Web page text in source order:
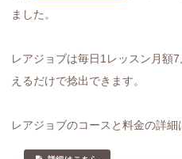
ました。
レアジョブは毎日1レッスン月額
えるだけで捻出できます。
レアジョブのコースと料金の詳細